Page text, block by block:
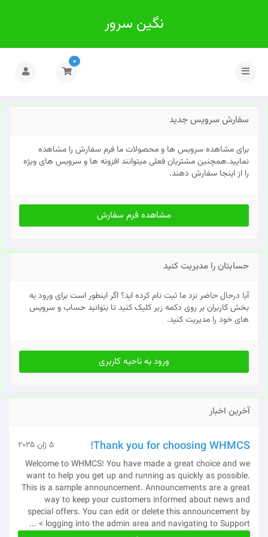
نگین سرور
تغییر
ناوبری
0
سفارش سرویس جدید
برای مشاهده سرویس ها و محصولات ما فرم سفارش را مشاهده
نمایید.همچنین مشتریان فعلی میتوانند افزونه ها و سرویس های ویژه
را از اینجا سفارش دهند.
مشاهده فرم سفارش
حسابتان را مدیریت کنید
آیا درحال حاضر نزد ما ثبت نام کرده اید؟ اگر اینطور است برای ورود به
بخش کاربران بر روی دکمه زیر کلیک کنید تا بتوانید حساب و سرویس
های خود را مدیریت کنید.
ورود به ناحیه کاربری
آخرین اخبار
Thank you for choosing WHMCS! 5 ژان 2025
Welcome to WHMCS! You have made a great choice and we
want to help you get up and running as quickly as possible.
This is a sample announcement. Announcements are a great
way to keep your customers informed about news and
special offers. You can edit or delete this announcement by
logging into the admin area and navigating to Support > ...